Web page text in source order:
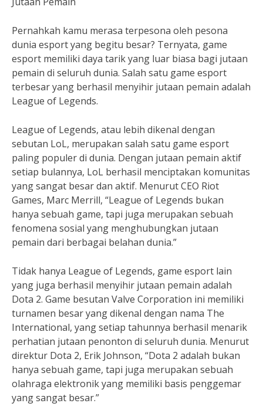
Pernahkah kamu merasa terpesona oleh pesona
dunia esport yang begitu besar? Ternyata, game
esport memiliki daya tarik yang luar biasa bagi jutaan
pemain di seluruh dunia. Salah satu game esport
terbesar yang berhasil menyihir jutaan pemain adalah
League of Legends.
League of Legends, atau lebih dikenal dengan
sebutan LoL, merupakan salah satu game esport
paling populer di dunia. Dengan jutaan pemain aktif
setiap bulannya, LoL berhasil menciptakan komunitas
yang sangat besar dan aktif. Menurut CEO Riot
Games, Marc Merrill, “League of Legends bukan
hanya sebuah game, tapi juga merupakan sebuah
fenomena sosial yang menghubungkan jutaan
pemain dari berbagai belahan dunia.”
Tidak hanya League of Legends, game esport lain
yang juga berhasil menyihir jutaan pemain adalah
Dota 2. Game besutan Valve Corporation ini memiliki
turnamen besar yang dikenal dengan nama The
International, yang setiap tahunnya berhasil menarik
perhatian jutaan penonton di seluruh dunia. Menurut
direktur Dota 2, Erik Johnson, “Dota 2 adalah bukan
hanya sebuah game, tapi juga merupakan sebuah
olahraga elektronik yang memiliki basis penggemar
yang sangat besar.”